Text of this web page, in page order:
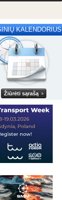
KALENDORIUS
Žiūrėti sąrašą